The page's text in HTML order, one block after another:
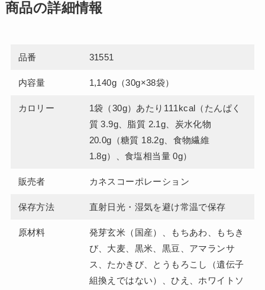
商品の詳細情報
品番 31551
内容量 1,140g（30g×38袋）
カロリー
1袋（30g）あたり111kcal（たんぱく
質 3.9g、脂質 2.1g、炭水化物
20.0g（糖質 18.2g、食物繊維
1.8g）、食塩相当量 0g）
販売者 カネスコーポレーション
保存方法 直射日光・湿気を避け常温で保存
原材料
発芽玄米（国産）、もちあわ、もちき
び、大麦、黒米、黒豆、アマランサ
ス、たかきび、とうもろこし（遺伝子
組換えではない）、ひえ、ホワイトソ